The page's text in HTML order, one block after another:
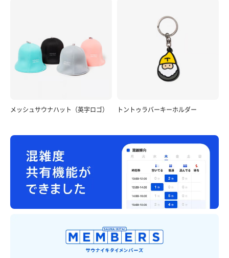
アジフライ とんかつ 焼肉 定食
大盛りで有名なお店だケド接客やサービスがステキな
町の定食屋さんなんだよね☺️ 〆の出汁サービスが◎
メッシュサウナハット（英字ロゴ） トントゥラバーキーホルダー